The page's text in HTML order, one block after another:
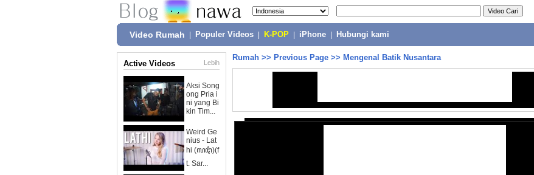
Video Rumah Populer Videos K-POP iPhone Hubungi kami
Active Videos Lebih
Aksi Song
ong Pria i
ni yang Bi
kin Tim...
Weird Ge
nius - Lat
hi (ꦭꦛꦶ)(f
t. Sar...
Rumah >> Previous Page >> Mengenal Batik Nusantara